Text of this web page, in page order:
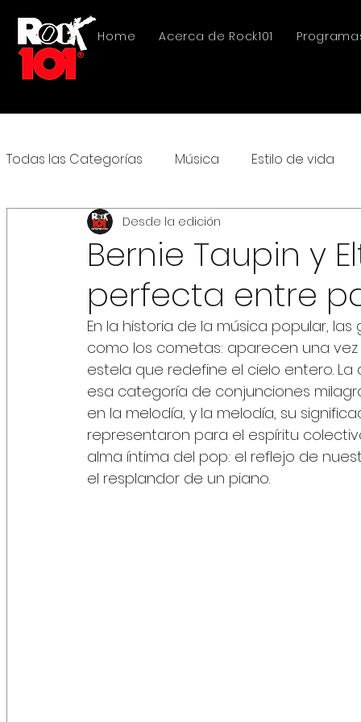
Home Acerca de Rock101
Todas las Categorías Música Estilo de vida
Bernie Taupin y
perfecta entre
Desde la edición
En la historia de la música popular,
como los cometas: aparecen una
estela que redefine el cielo entero.
esa categoría de conjunciones
en la melodía, y la melodía, su
representaron para el espíritu
alma íntima del pop: el reflejo de
el resplandor de un piano.